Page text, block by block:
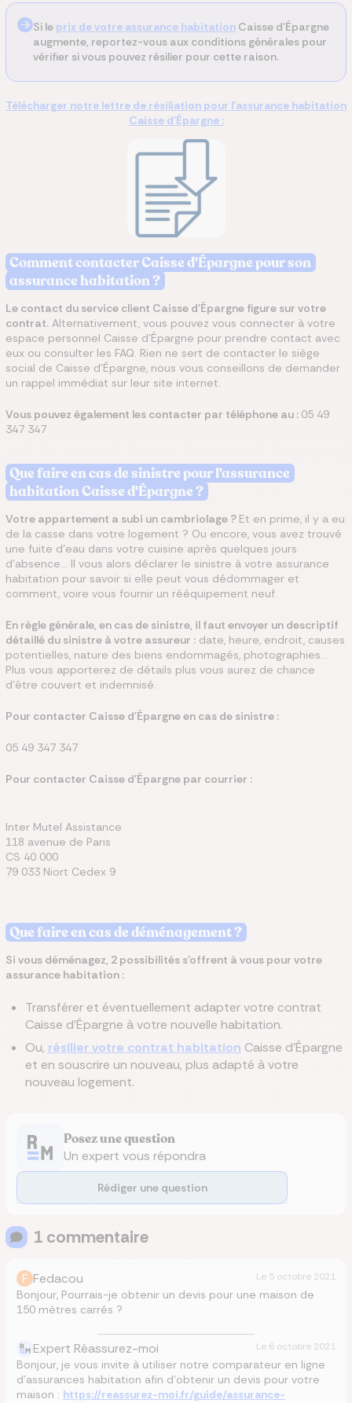
Si le prix de votre assurance habitation Caisse d'Épargne
augmente, reportez-vous aux conditions générales pour
vérifier si vous pouvez résilier pour cette raison.
Télécharger notre lettre de résiliation pour l'assurance habitation
Caisse d'Épargne :
Comment contacter Caisse d'Épargne pour son
assurance habitation ?
Le contact du service client Caisse d'Épargne figure sur votre
contrat. Alternativement, vous pouvez vous connecter à votre
espace personnel Caisse d'Épargne pour prendre contact avec
eux ou consulter les FAQ. Rien ne sert de contacter le siège
social de Caisse d'Épargne, nous vous conseillons de demander
un rappel immédiat sur leur site internet.
Vous pouvez également les contacter par téléphone au : 05 49
347 347
Que faire en cas de sinistre pour l'assurance
habitation Caisse d'Épargne ?
Votre appartement a subi un cambriolage ? Et en prime, il y a eu
de la casse dans votre logement ? Ou encore, vous avez trouvé
une fuite d’eau dans votre cuisine après quelques jours
d'absence... Il vous alors déclarer le sinistre à votre assurance
habitation pour savoir si elle peut vous dédommager et
comment, voire vous fournir un rééquipement neuf.
En règle générale, en cas de sinistre, il faut envoyer un descriptif
détaillé du sinistre à votre assureur : date, heure, endroit, causes
potentielles, nature des biens endommagés, photographies...
Plus vous apporterez de détails plus vous aurez de chance
d’être couvert et indemnisé.
Pour contacter Caisse d'Épargne en cas de sinistre :
05 49 347 347
Pour contacter Caisse d'Épargne par courrier :
Inter Mutel Assistance
118 avenue de Paris
CS 40 000
79 033 Niort Cedex 9
Que faire en cas de déménagement ?
Si vous déménagez, 2 possibilités s’offrent à vous pour votre
assurance habitation :
Transférer et éventuellement adapter votre contrat
Caisse d'Épargne à votre nouvelle habitation.
Ou, résilier votre contrat habitation Caisse d'Épargne
et en souscrire un nouveau, plus adapté à votre
nouveau logement.
Posez une question
Un expert vous répondra
Rédiger une question
1 commentaire
F Fedacou Le 5 octobre 2021
Bonjour, Pourrais-je obtenir un devis pour une maison de
150 mètres carrés ?
Expert Réassurez-moi Le 6 octobre 2021
Bonjour, je vous invite à utiliser notre comparateur en ligne
d’assurances habitation afin d’obtenir un devis pour votre
maison : https://reassurez-moi.fr/guide/assurance-